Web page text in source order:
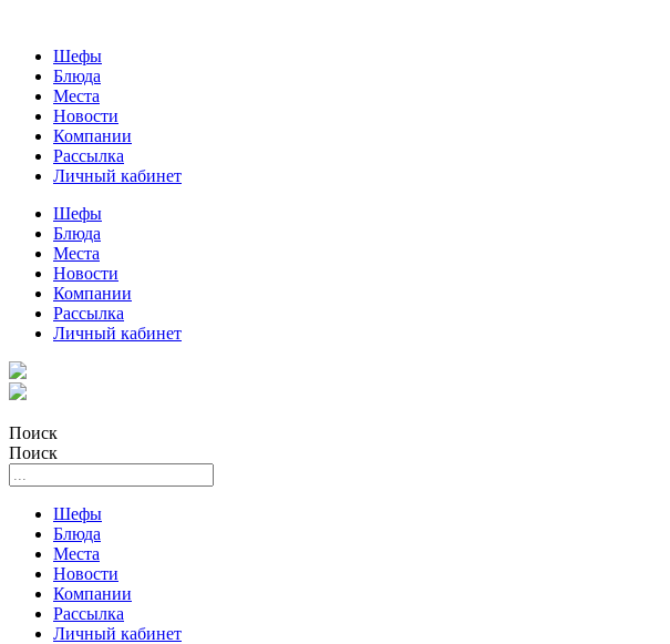
Шефы
Блюда
Места
Новости
Компании
Рассылка
Личный кабинет
Шефы
Блюда
Места
Новости
Компании
Рассылка
Личный кабинет
Поиск
Поиск
Шефы
Блюда
Места
Новости
Компании
Рассылка
Личный кабинет